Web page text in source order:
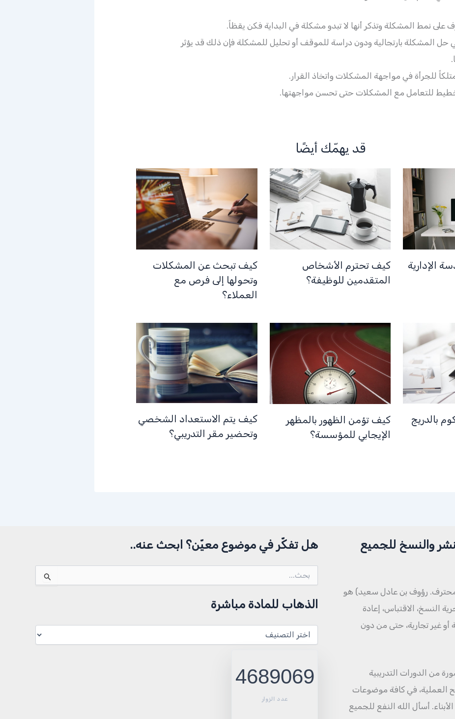
على نمط المشكلة وتذكر أنها لا تبدو مشكلة في البداية فكن يقظاً.
حل المشكلة بارتجالية ودون دراسة للموقف أو تحليل للمشكلة فإن ذلك قد يؤثر
للجرأة في مواجهة المشكلات واتخاذ القرار.
للتعامل مع المشكلات حتى تحسن مواجهتها.
قد يهمّك أيضًا
الإدارية
كيف تحترم الأشخاص
المتقدمين للوظيفة؟
كيف تبحث عن المشكلات
وتحولها إلى فرص مع
العملاء؟
بالدريج
كيف تؤمن الظهور بالمظهر
الإيجابي للمؤسسة؟
كيف يتم الاستعداد الشخصي
وتحضير مقر التدريبي؟
والنسخ للجميع
رؤوف بن عادل سعيد) هو
النسخ، الاقتباس، إعادة
أو غير تجارية، حتى من دون
حوالي ١٥٠٠ مادة منشورة من الدورات التدريبية
العملية، في كافة موضوعات
أسأل الله النفع للجميع
هل تفكّر في موضوع معيّن؟ ابحث عنه..
عن:
الذهاب للمادة مباشرة
للمادة
4689069
عدد الزوار